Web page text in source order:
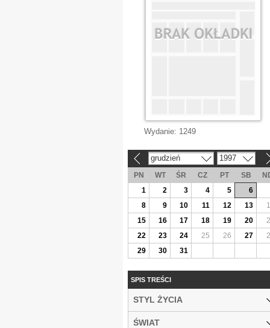
Wydanie: 1249
grudzień 1997
PN WT ŚR CZ PT SB
1
2 3 4 5
6
8
9 10 11 12 13
15
16 17 18 19 20
22
23 24 25 26 27
29
30 31
SPIS TREŚCI
STYL ŻYCIA
ŚWIAT